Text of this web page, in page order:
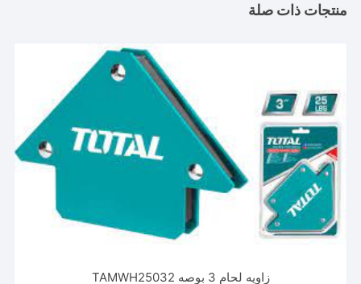
منتجات ذات صلة
زاويه لحام 3 بوصه TAMWH25032